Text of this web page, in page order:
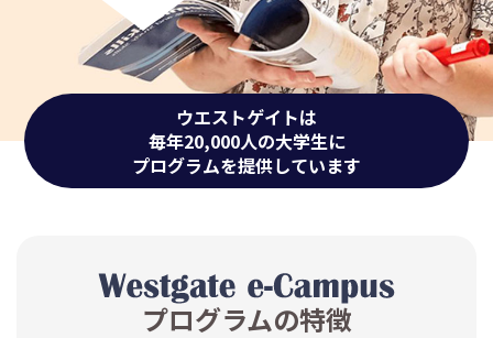
ウエストゲイトは
毎年20,000人の大学生に
プログラムを提供しています
プログラムの特徴